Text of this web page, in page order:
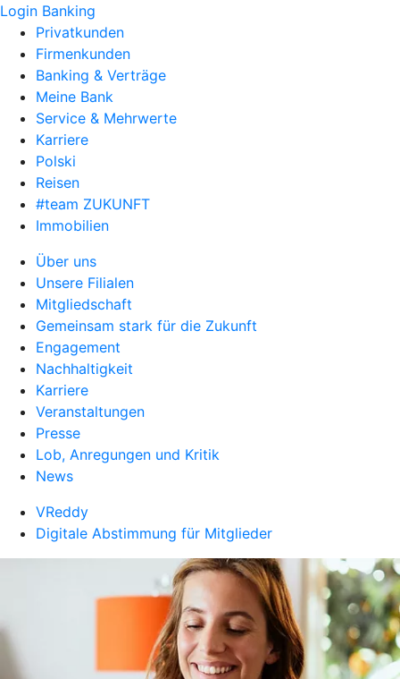
Login Banking
Privatkunden
Firmenkunden
Banking & Verträge
Meine Bank
Service & Mehrwerte
Karriere
Polski
Reisen
#team ZUKUNFT
Immobilien
Über uns
Unsere Filialen
Mitgliedschaft
Gemeinsam stark für die Zukunft
Engagement
Nachhaltigkeit
Karriere
Veranstaltungen
Presse
Lob, Anregungen und Kritik
News
VReddy
Digitale Abstimmung für Mitglieder